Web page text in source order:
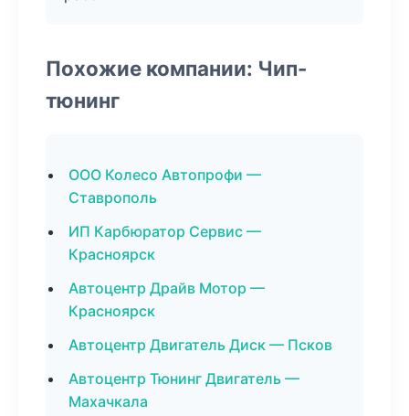
Похожие компании: Чип-
тюнинг
ООО Колесо Автопрофи —
Ставрополь
ИП Карбюратор Сервис —
Красноярск
Автоцентр Драйв Мотор —
Красноярск
Автоцентр Двигатель Диск — Псков
Автоцентр Тюнинг Двигатель —
Махачкала